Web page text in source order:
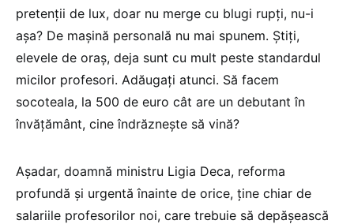
pretenții de lux, doar nu merge cu blugi rupți, nu-i
așa? De mașină personală nu mai spunem. Știți,
elevele de oraș, deja sunt cu mult peste standardul
micilor profesori. Adăugați atunci. Să facem
socoteala, la 500 de euro cât are un debutant în
învățământ, cine îndrăznește să vină?
Așadar, doamnă ministru Ligia Deca, reforma
profundă și urgentă înainte de orice, ține chiar de
salariile profesorilor noi, care trebuie să depășească